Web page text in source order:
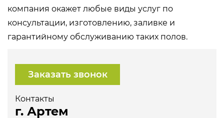
компания окажет любые виды услуг по
консультации, изготовлению, заливке и
гарантийному обслуживанию таких полов.
Контакты
г. Артем
Заказать звонок